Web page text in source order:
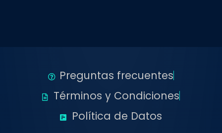
Preguntas frecuentes
Términos y Condiciones
Política de Datos